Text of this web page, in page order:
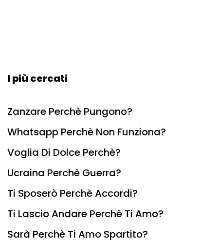
I più cercati
Zanzare Perchè Pungono?
Whatsapp Perchè Non Funziona?
Voglia Di Dolce Perchè?
Ucraina Perchè Guerra?
Ti Sposerò Perchè Accordi?
Ti Lascio Andare Perchè Ti Amo?
Sarà Perchè Ti Amo Spartito?